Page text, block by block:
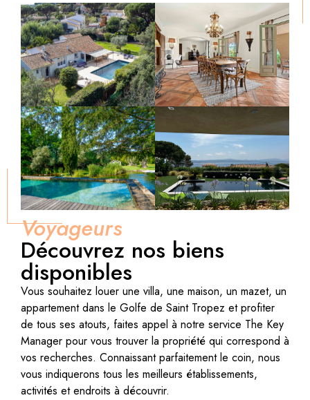
Voyageurs
Découvrez nos biens
disponibles
Vous souhaitez louer une villa, une maison, un mazet, un
appartement dans le Golfe de Saint Tropez et profiter
de tous ses atouts, faites appel à notre service The Key
Manager pour vous trouver la propriété qui correspond à
vos recherches. Connaissant parfaitement le coin, nous
vous indiquerons tous les meilleurs établissements,
activités et endroits à découvrir.